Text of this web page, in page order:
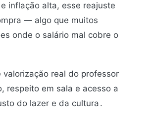
inflação alta, esse reajuste
— algo que muitos
onde o salário mal cobre o
real do professor
respeito em sala e acesso a
do lazer e da cultura.